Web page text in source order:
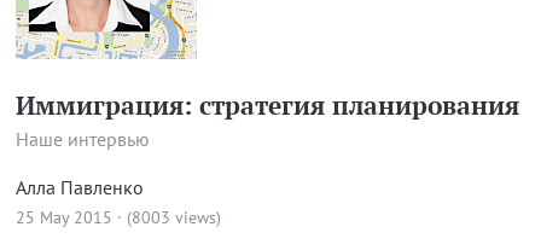
Иммиграция: стратегия планирования
Наше интервью
Алла Павленко
25 May 2015 · (8003 views)